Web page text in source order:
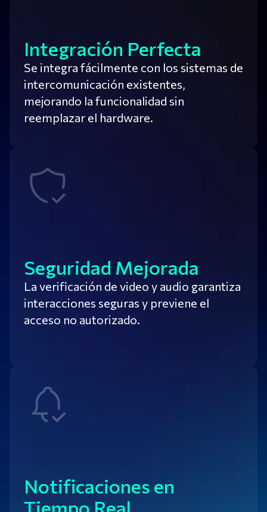
Integración Perfecta
Se integra fácilmente con los sistemas de
intercomunicación existentes,
mejorando la funcionalidad sin
reemplazar el hardware.
Seguridad Mejorada
La verificación de video y audio garantiza
interacciones seguras y previene el
acceso no autorizado.
Notificaciones en
Tiempo Real